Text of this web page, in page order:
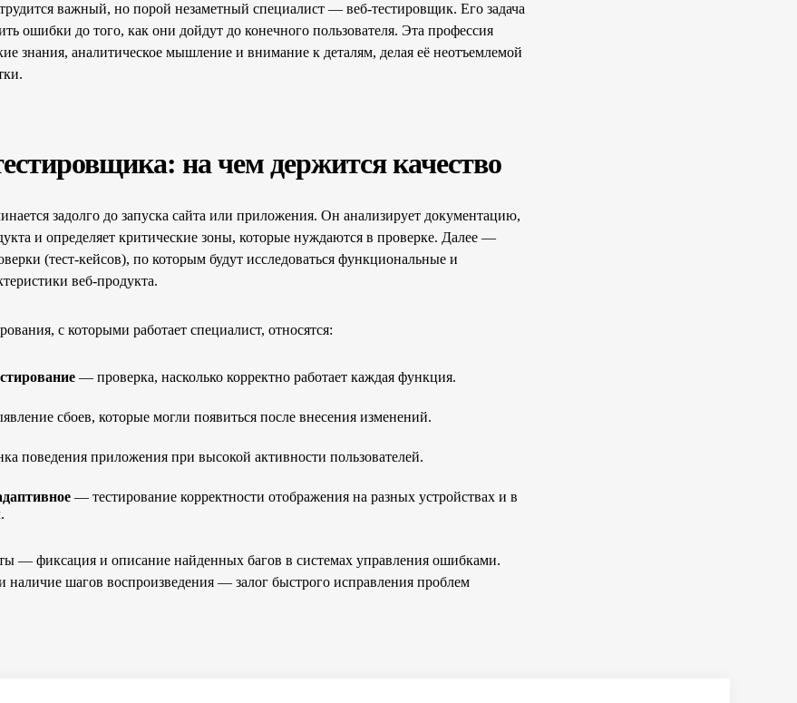
важный, но порой незаметный специалист — веб-тестировщик. Его задача
ошибки до того, как они дойдут до конечного пользователя. Эта профессия
знания, аналитическое мышление и внимание к деталям, делая её неотъемлемой
на чем держится качество
задолго до запуска сайта или приложения. Он анализирует документацию,
и определяет критические зоны, которые нуждаются в проверке. Далее —
(тест-кейсов), по которым будут исследоваться функциональные и
веб-продукта.
с которыми работает специалист, относятся:
— проверка, насколько корректно работает каждая функция.
сбоев, которые могли появиться после внесения изменений.
поведения приложения при высокой активности пользователей.
— тестирование корректности отображения на разных устройствах и в
— фиксация и описание найденных багов в системах управления ошибками.
наличие шагов воспроизведения — залог быстрого исправления проблем